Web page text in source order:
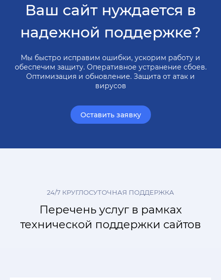
Ваш сайт нуждается в
надежной поддержке?
Мы быстро исправим ошибки, ускорим работу и
обеспечим защиту. Оперативное устранение сбоев.
Оптимизация и обновление. Защита от атак и
вирусов
Оставить заявку
24/7 КРУГЛОСУТОЧНАЯ ПОДДЕРЖКА
Перечень услуг в рамках
технической поддержки сайтов